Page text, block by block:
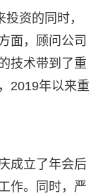
资的同时，
面，顾问公司
技术带到了重
2019年以来重
成立了年会后
作。同时，严